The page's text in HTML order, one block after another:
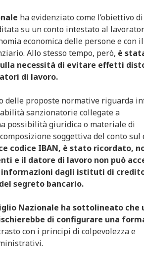
ha evidenziato come l’obiettivo di
su un conto intestato al
economica delle persone e con il
Allo stesso tempo, però, è
necessità di evitare effetti
di lavoro.
delle proposte normative riguarda
sanzionatorie collegate a
possibilità giuridica o materiale di
soggettiva del conto sul
codice IBAN, è stato ricordato,
e il datore di lavoro non può
dagli istituti di
segreto bancario.
Nazionale ha sottolineato che
di configurare una
con i principi di colpevolezza e